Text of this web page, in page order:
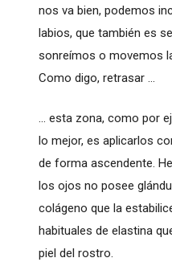
nos va bien, podemos
labios, que también es
sonreímos o movemos
Como digo, retrasar ...
... esta zona, como por
lo mejor, es aplicarlos
de forma ascendente.
los ojos no posee
colágeno que la
habituales de elastina
piel del rostro.